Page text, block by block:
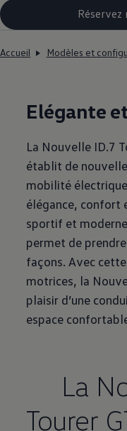
Accueil Modèles et
Elégante
La Nouvelle ID.7
établit de
mobilité
élégance, confort
sportif et
permet de
façons. Avec
motrices, la
plaisir d’une
espace
La
Tourer